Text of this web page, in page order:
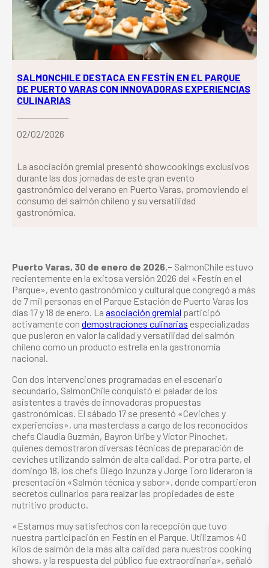
SALMONCHILE DESTACA EN FESTÍN EN EL PARQUE
DE PUERTO VARAS CON INNOVADORAS EXPERIENCIAS
CULINARIAS
02/02/2026
La asociación gremial presentó showcookings exclusivos
durante las dos jornadas de este gran evento
gastronómico del verano en Puerto Varas, promoviendo el
consumo del salmón chileno y su versatilidad
gastronómica.
Puerto Varas, 30 de enero de 2026.- SalmonChile estuvo
recientemente en la exitosa versión 2026 del «Festín en el
Parque», evento gastronómico y cultural que congregó a más
de 7 mil personas en el Parque Estación de Puerto Varas los
días 17 y 18 de enero. La asociación gremial participó
activamente con demostraciones culinarias especializadas
que pusieron en valor la calidad y versatilidad del salmón
chileno como un producto estrella en la gastronomía
nacional.
Con dos intervenciones programadas en el escenario
secundario, SalmonChile conquistó el paladar de los
asistentes a través de innovadoras propuestas
gastronómicas. El sábado 17 se presentó «Ceviches y
experiencias», una masterclass a cargo de los reconocidos
chefs Claudia Guzmán, Bayron Uribe y Víctor Pinochet,
quienes demostraron diversas técnicas de preparación de
ceviches utilizando salmón de alta calidad. Por otra parte, el
domingo 18, los chefs Diego Inzunza y Jorge Toro lideraron la
presentación «Salmón técnica y sabor», donde compartieron
secretos culinarios para realzar las propiedades de este
nutritivo producto.
«Estamos muy satisfechos con la recepción que tuvo
nuestra participación en Festín en el Parque. Utilizamos 40
kilos de salmón de la más alta calidad para nuestros cooking
shows, y la respuesta del público fue extraordinaria», señaló